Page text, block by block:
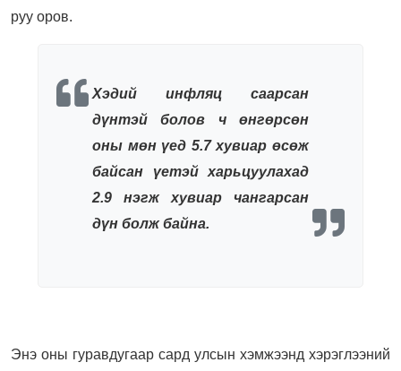
руу оров.
Хэдий инфляц саарсан
дүнтэй болов ч өнгөрсөн
оны мөн үед 5.7 хувиар өсөж
байсан үетэй харьцуулахад
2.9 нэгж хувиар чангарсан
дүн болж байна.
Энэ оны гуравдугаар сард улсын хэмжээнд хэрэглээний